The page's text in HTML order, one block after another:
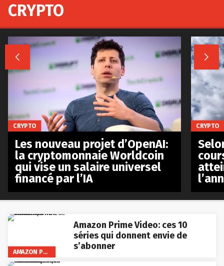
AMAZON PRIME VIDEO
Amazon Prime Video: ces 10
séries qui donnent envie de
s’abonner
CRYPTO
 
CRYPTO
Les nouveau projet d’OpenAI:
la cryptomonnaie Worldcoin
qui vise un salaire universel
financé par l’IA
CRYPTO